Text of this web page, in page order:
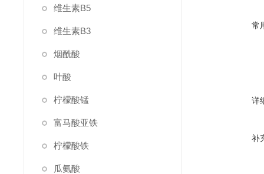
维生素B5
维生素B3
烟酰酸
叶酸
柠檬酸锰
富马酸亚铁
柠檬酸铁
瓜氨酸
常
详
补